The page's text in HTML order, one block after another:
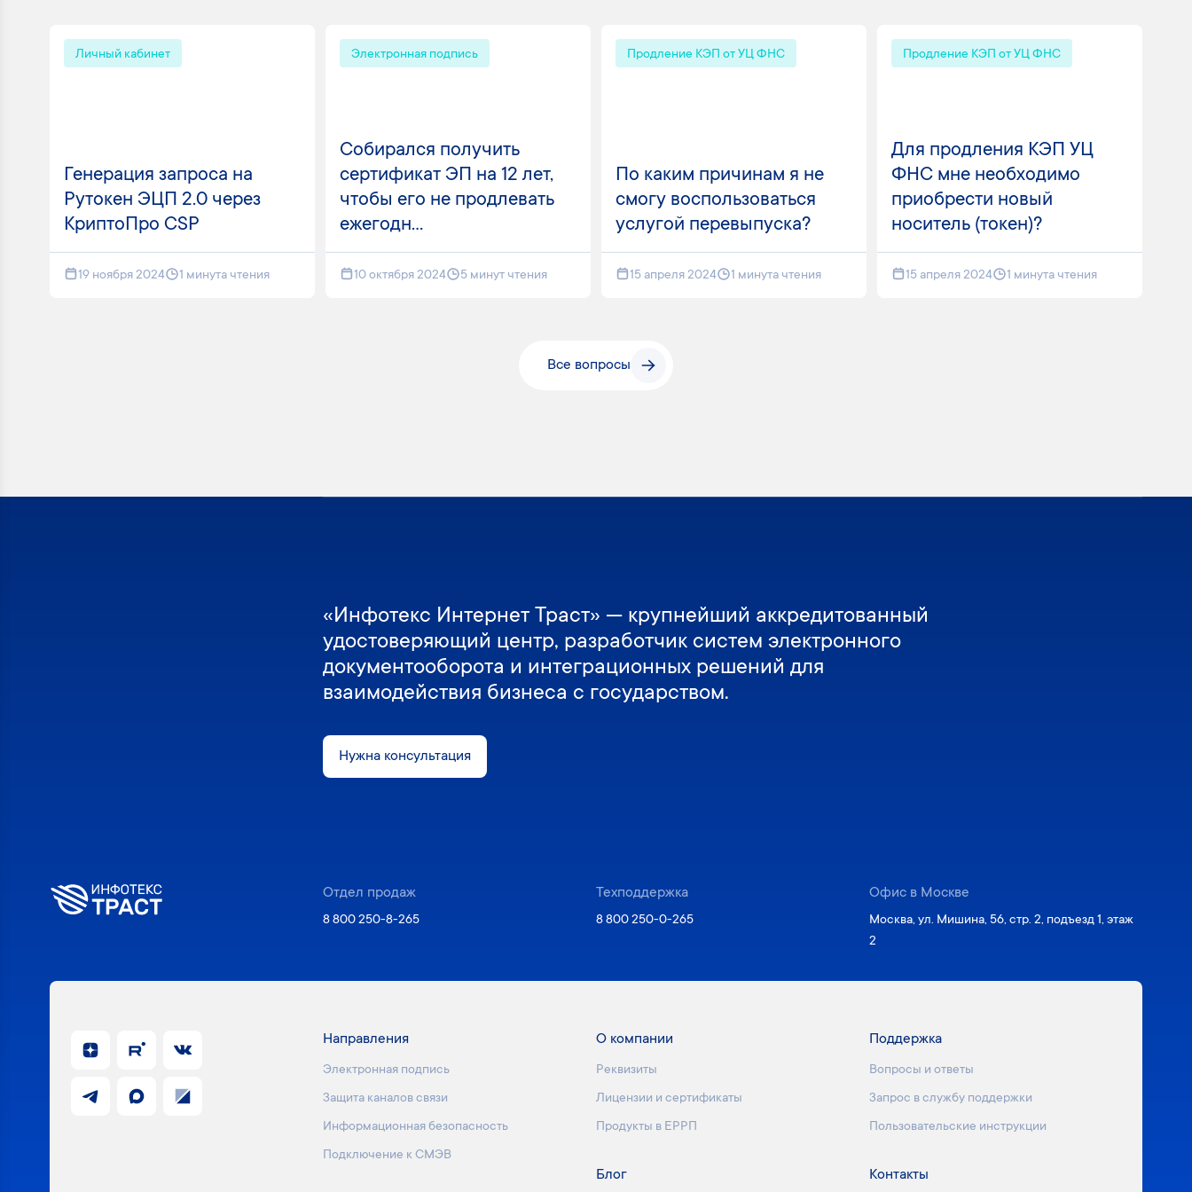
Личный кабинет
Генерация запроса на
Рутокен ЭЦП 2.0 через
КриптоПро CSP
19 ноября 2024 1 минута чтения
Электронная подпись
Собирался получить
сертификат ЭП на 12 лет,
чтобы его не продлевать
ежегодн...
10 октября 2024 5 минут чтения
Продление КЭП от УЦ ФНС
По каким причинам я не
смогу воспользоваться
услугой перевыпуска?
15 апреля 2024 1 минута чтения
Продление КЭП от УЦ ФНС
Для продления КЭП УЦ
ФНС мне необходимо
приобрести новый
носитель (токен)?
15 апреля 2024 1 минута чтения
Все вопросы
«Инфотекс Интернет Траст» — крупнейший аккредитованный
удостоверяющий центр, разработчик систем электронного
документооборота и интеграционных решений для
взаимодействия бизнеса с государством.
Нужна консультация
Отдел продаж
8 800 250-8-265
Техподдержка
8 800 250-0-265
Офис в Москве
Москва, ул. Мишина, 56, стр. 2, подъезд 1, этаж
2
Направления
Электронная подпись
Защита каналов связи
Информационная безопасность
Подключение к СМЭВ
О компании
Реквизиты
Лицензии и сертификаты
Продукты в ЕРРП
Поддержка
Вопросы и ответы
Запрос в службу поддержки
Пользовательские инструкции
Блог Контакты